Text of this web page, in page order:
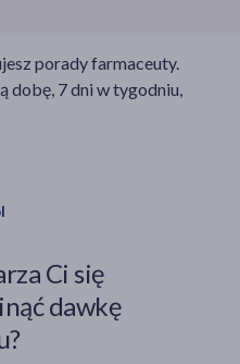
porady farmaceuty.
dobę, 7 dni w tygodniu,
Ci się
dawkę